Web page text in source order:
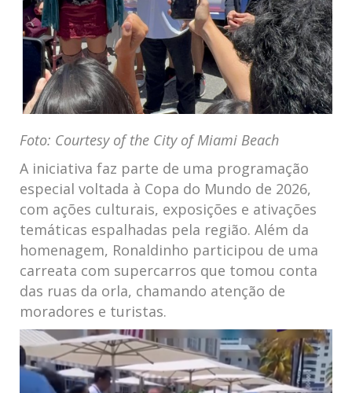
Foto: Courtesy of the City of Miami Beach
A iniciativa faz parte de uma programação
especial voltada à Copa do Mundo de 2026,
com ações culturais, exposições e ativações
temáticas espalhadas pela região. Além da
homenagem, Ronaldinho participou de uma
carreata com supercarros que tomou conta
das ruas da orla, chamando atenção de
moradores e turistas.